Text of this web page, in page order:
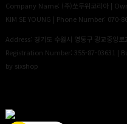
Company Name: (주)쏘두위코리아 |
KIM SE YOUNG | Phone Number:
Address: 경기도 수원시 영통구 광교중앙
Registration Number: 355-87-03631 |
by sixshop